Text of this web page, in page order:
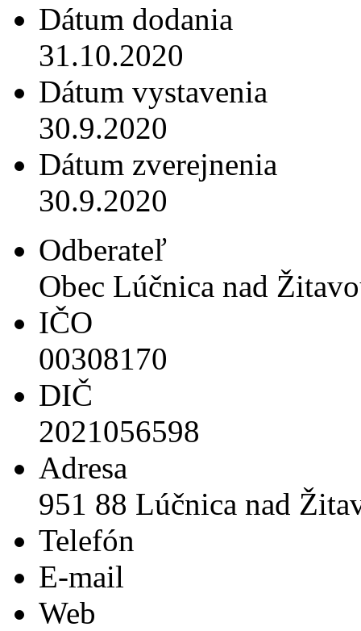
Dátum dodania
31.10.2020
Dátum vystavenia
30.9.2020
Dátum zverejnenia
30.9.2020
Odberateľ
Obec Lúčnica nad
IČO
00308170
DIČ
2021056598
Adresa
951 88 Lúčnica nad
Telefón
E-mail
Web